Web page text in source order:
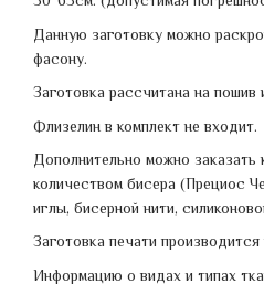
Данную заготовку можно
фасону.
Заготовка рассчитана на пошив
Флизелин в комплект не входит.
Дополнительно можно
количеством бисера (Прециос
иглы, бисерной нити,
Заготовка печати
Информацию о видах и типах